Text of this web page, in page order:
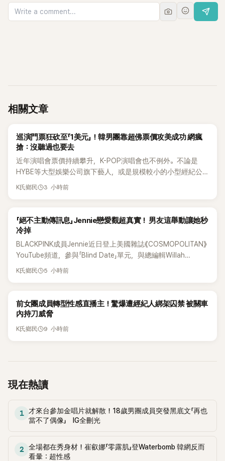
相關文章
K-POP
巡演門票狂砍至「1美元」！韓男團靠超佛票價攻美成功 網瘋
搶：沒聽過也要去
近年演唱會票價持續攀升，K-POP演唱會也不例外。不論是
HYBE等大型娛樂公司旗下藝人，或是規模較小的小型經紀公
司，偶爾都會引發粉絲對票價過高的抱怨，甚至直呼「太不合
K氏鄉民 3 小時前
K-POP
「絕不主動傳訊息」Jennie戀愛觀超真實！ 男友這舉動讓她秒
冷掉
BLACKPINK成員Jennie近日登上美國雜誌《COSMOPOLITAN》
YouTube頻道，參與「Blind Date」單元，與總編輯Willah
Bennett大聊感情話題，從挑選約會對象、聯絡方式，到第一次
K氏鄉民 5 小時前
K-POP
前女團成員轉型性感直播主！驚爆遭經紀人綁架囚禁 被關車
內持刀威脅
K氏鄉民 9 小時前
現在熱讀
1
才來台參加金唱片就解散！18歲男團成員突發黑底文「再也
當不了偶像」 IG全刪光
2
全場都在秀身材！崔叡娜「零露肌」登Waterbomb 韓網反而
看暈：超性感